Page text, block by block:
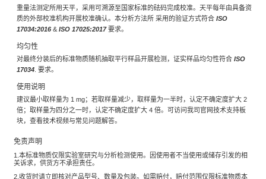
重量法测定所用天平，采用可溯源至国家标准的砝码完成校准。天平每年由具备资
质的外部校准机构开展校准确认。本分析方法所 采用的验证方式符合 ISO
17034:2016 & ISO 17025:2017要求。
均匀性
对最终分装后的标准物质随机抽取平行样品开展检测，证实样品均匀性符合 ISO
17034 . 要求。
使用说明
建议最小取样量为 1 mg；若取样量减少，取样量为一半时，认定不确定度扩大 2
倍；取样量为四分之一时，认定不确定度扩大 4 倍。可访问我司官网技术支持板
块，查看技术视频与常见问题解答。
免责声明
1.本标准物质仅限实验室研究与分析检测使用。因使用者不当使用或储存引发的相
关诉求，供货方不承担责任。
2.收货时请立即核对产品型号、数量及包装。如需赔付，赔付范围仅限标准物质本